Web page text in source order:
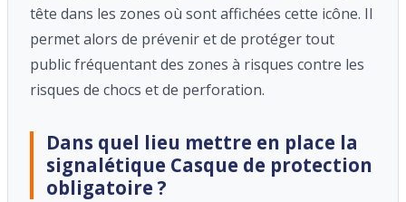
tête dans les zones où sont affichées cette icône. Il
permet alors de prévenir et de protéger tout
public fréquentant des zones à risques contre les
risques de chocs et de perforation.
Dans quel lieu mettre en place la
signalétique Casque de protection
obligatoire ?